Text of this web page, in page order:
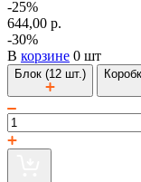
-25%
644,00 р.
-30%
В корзине 0 шт
Блок (12 шт.)